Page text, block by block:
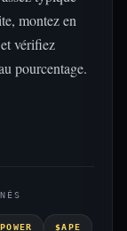
montez en
vérifiez
pourcentage.
$APE